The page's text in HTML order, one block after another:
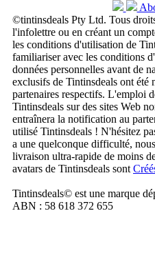
©tintinsdeals Pty Ltd. Tous
l'infolettre ou en créant un
les conditions d'utilisation de
familiariser avec les conditions
données personnelles avant de
exclusifs de Tintinsdeals ont été
partenaires respectifs. L'emploi
Tintinsdeals sur des sites Web
entraînera la notification au
utilisé Tintinsdeals ! N'hésitez
a une quelconque difficulté,
livraison ultra-rapide de moins
avatars de Tintinsdeals sont
Tintinsdeals© est une marque
ABN : 58 618 372 655